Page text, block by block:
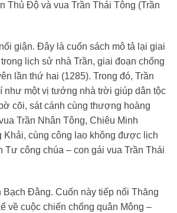
Thủ Độ và vua Trần Thái Tông (Trần
giận. Đây là cuốn sách mô tả lại giai
lịch sử nhà Trần, giai đoạn chống
lần thứ hai (1285). Trong đó, Trần
như một vị tướng nhà trời giúp dân tộc
cõi, sát cánh cùng thượng hoàng
Trần Nhân Tông, Chiêu Minh
Khải, cùng công lao không được lịch
Tư công chúa – con gái vua Trần Thái
Bạch Đằng. Cuốn này tiếp nối Thăng
về cuộc chiến chống quân Mông –